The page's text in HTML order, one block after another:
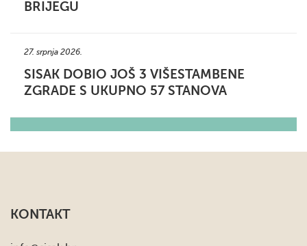
BRIJEGU
27. srpnja 2026.
SISAK DOBIO JOŠ 3 VIŠESTAMBENE
ZGRADE S UKUPNO 57 STANOVA
KONTAKT